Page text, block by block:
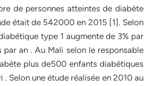
de personnes atteintes de diabète
était de 542000 en 2015 [1]. Selon
type 1 augmente de 3% par
an . Au Mali selon le responsable
plus de500 enfants diabétiques
. Selon une étude réalisée en 2010 au